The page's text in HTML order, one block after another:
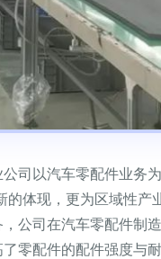
司以汽车零配件业务
体现，更为区域性产
公司在汽车零配件制
零配件的配件强度与